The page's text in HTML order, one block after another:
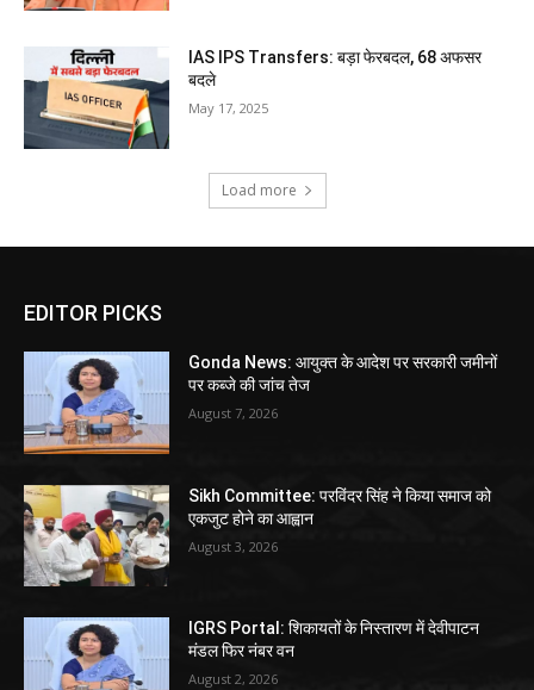
IAS IPS Transfers: बड़ा फेरबदल, 68 अफसर
बदले
May 17, 2025
Load more
EDITOR PICKS
Gonda News: आयुक्त के आदेश पर सरकारी जमीनों
पर कब्जे की जांच तेज
August 7, 2026
Sikh Committee: परविंदर सिंह ने किया समाज को
एकजुट होने का आह्वान
August 3, 2026
IGRS Portal: शिकायतों के निस्तारण में देवीपाटन
मंडल फिर नंबर वन
August 2, 2026